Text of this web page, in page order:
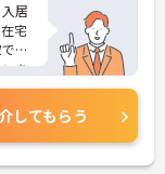
居
宅
療
を
期
ご
さ
してもらう